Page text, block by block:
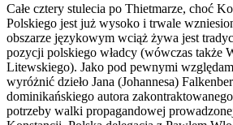
Całe cztery stulecia po Thietmarze, choć
Polskiego jest już wysoko i trwale
obszarze językowym wciąż żywa jest
pozycji polskiego władcy (wówczas także
Litewskiego). Jako pod pewnymi
wyróżnić dzieło Jana (Johannesa)
dominikańskiego autora
potrzeby walki propagandowej